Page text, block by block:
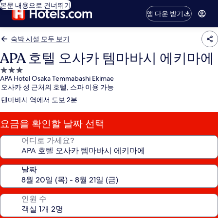
본문 내용으로 건너뛰기
앱 다운 받기
숙박 시설 모두 보기
APA 호텔 오사카 템마바시 에키마에
3.0
성
급
숙
박
시
설
APA Hotel Osaka Temmabashi Ekimae
오사카 성 근처의 호텔, 스파 이용 가능
덴마바시 역에서 도보 2분
요금을 확인할 날짜 선택
어디로 가세요?
날짜
인원 수